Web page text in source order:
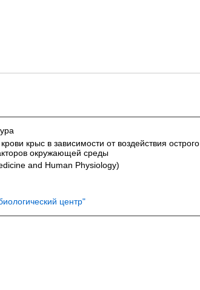
крыс в зависимости от воздействия острого
окружающей среды
and Human Physiology)
центр"